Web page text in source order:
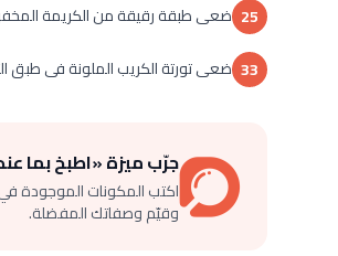
25 ضعى طبقة رقيقة من الكريمة
33 ضعى تورتة الكريب الملونة فى طبق
جرّب ميزة «اطبخ بما
اكتب المكونات الموجودة
وقيّم وصفاتك المفضلة.